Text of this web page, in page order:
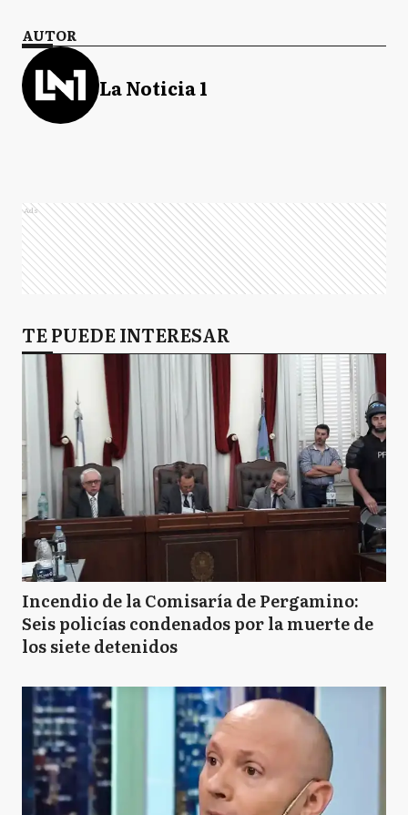
AUTOR
La Noticia 1
Ads
TE PUEDE INTERESAR
Incendio de la Comisaría de Pergamino:
Seis policías condenados por la muerte de
los siete detenidos